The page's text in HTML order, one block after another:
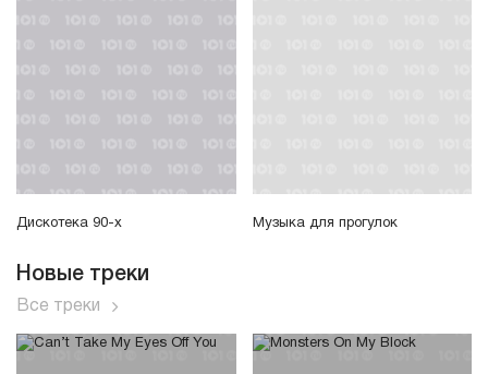
Дискотека 90-х Музыка для прогулок
Новые треки
Все треки